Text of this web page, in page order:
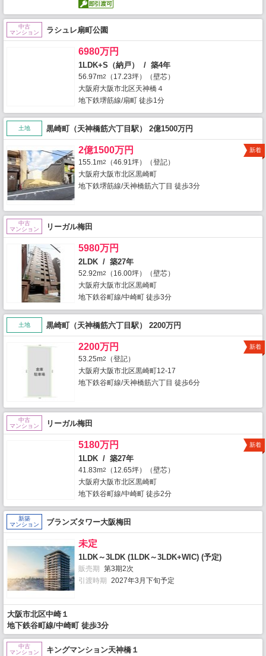
中古
マンション
ラシュレ扇町公園
6980万円
1LDK+S（納戸） / 築4年
56.97m2
（17.23坪）（壁芯）
大阪府大阪市北区天神橋４
地下鉄堺筋線/扇町 徒歩1分
土地 黒崎町（天神橋筋六丁目駅） 2億1500万円
2億1500万円
155.1m2
（46.91坪）（登記）
大阪府大阪市北区黒崎町
地下鉄堺筋線/天神橋筋六丁目 徒歩3分
新着
中古
マンション
リーガル梅田
5980万円
2LDK / 築27年
52.92m2
（16.00坪）（壁芯）
大阪府大阪市北区黒崎町
地下鉄谷町線/中崎町 徒歩3分
土地 黒崎町（天神橋筋六丁目駅） 2200万円
2200万円
53.25m2
（登記）
大阪府大阪市北区黒崎町12-17
地下鉄谷町線/天神橋筋六丁目 徒歩6分
新着
中古
マンション
リーガル梅田
5180万円
1LDK / 築27年
41.83m2
（12.65坪）（壁芯）
大阪府大阪市北区黒崎町
地下鉄谷町線/中崎町 徒歩2分
新着
新築
マンション
ブランズタワー大阪梅田
未定
1LDK～3LDK (1LDK～3LDK+WIC) (予定)
販売期
第3期2次
引渡時期
2027年3月下旬予定
大阪市北区中崎１
地下鉄谷町線/中崎町 徒歩3分
中古
マンション
キングマンション天神橋１